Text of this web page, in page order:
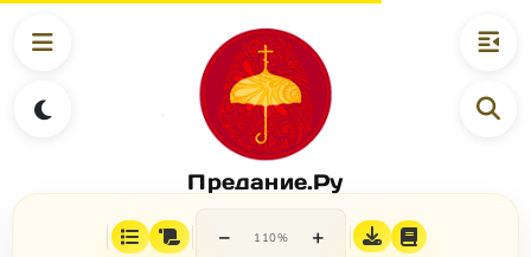
Предание.Ру
− 110% +